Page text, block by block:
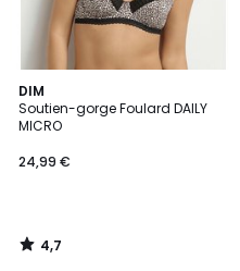
DIM
Soutien-gorge Foulard DAILY
MICRO
24,99 €
4,7
/ 5
4,7
/